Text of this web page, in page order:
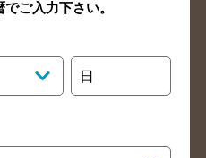
愛媛県のバー検索
佐賀県のバー検索
熊本県のバー検索
ご入力下さい。
日